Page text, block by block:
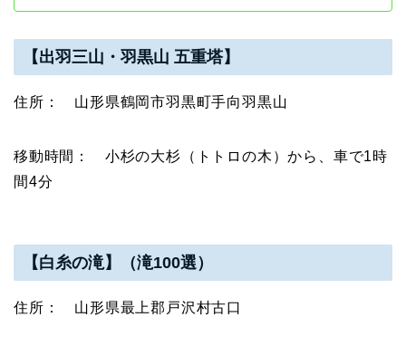
【出羽三山・羽黒山 五重塔】
住所： 山形県鶴岡市羽黒町手向羽黒山
移動時間： 小杉の大杉（トトロの木）から、車で1時
間4分
【白糸の滝】（滝100選）
住所： 山形県最上郡戸沢村古口